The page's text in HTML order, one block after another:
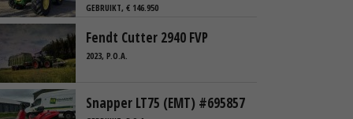
GEBRUIKT, € 146.950
Fendt Cutter 2940 FVP
2023, P.O.A.
Snapper LT75 (EMT) #695857